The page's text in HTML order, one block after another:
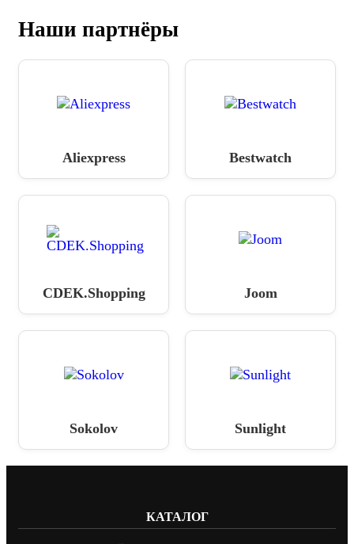
Наши партнёры
Aliexpress Bestwatch
CDEK.Shopping Joom
Sokolov Sunlight
КАТАЛОГ